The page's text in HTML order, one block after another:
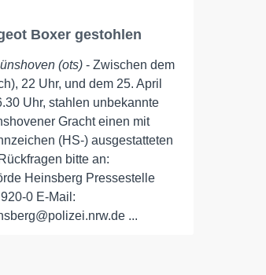
Boxer gestohlen
(ots) - Zwischen dem
22 Uhr, und dem 25. April
Uhr, stahlen unbekannte
Gracht einen mit
(HS-) ausgestatteten
bitte an:
Heinsberg Pressestelle
0 E-Mail:
...